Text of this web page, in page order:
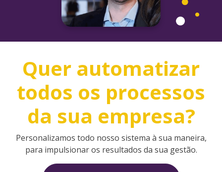
Quer automatizar
todos os processos
da sua empresa?
Personalizamos todo nosso sistema à sua maneira,
para impulsionar os resultados da sua gestão.